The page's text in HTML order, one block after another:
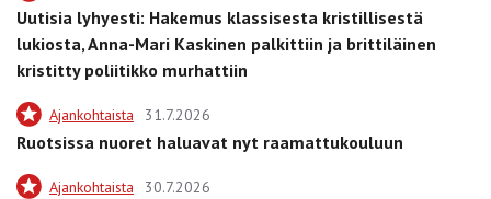
Uutisia lyhyesti: Hakemus klassisesta kristillisestä
lukiosta, Anna-Mari Kaskinen palkittiin ja brittiläinen
kristitty poliitikko murhattiin
Ajankohtaista 31.7.2026
Ruotsissa nuoret haluavat nyt raamattukouluun
Ajankohtaista 30.7.2026